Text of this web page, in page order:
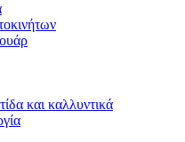
και καλλυντικά